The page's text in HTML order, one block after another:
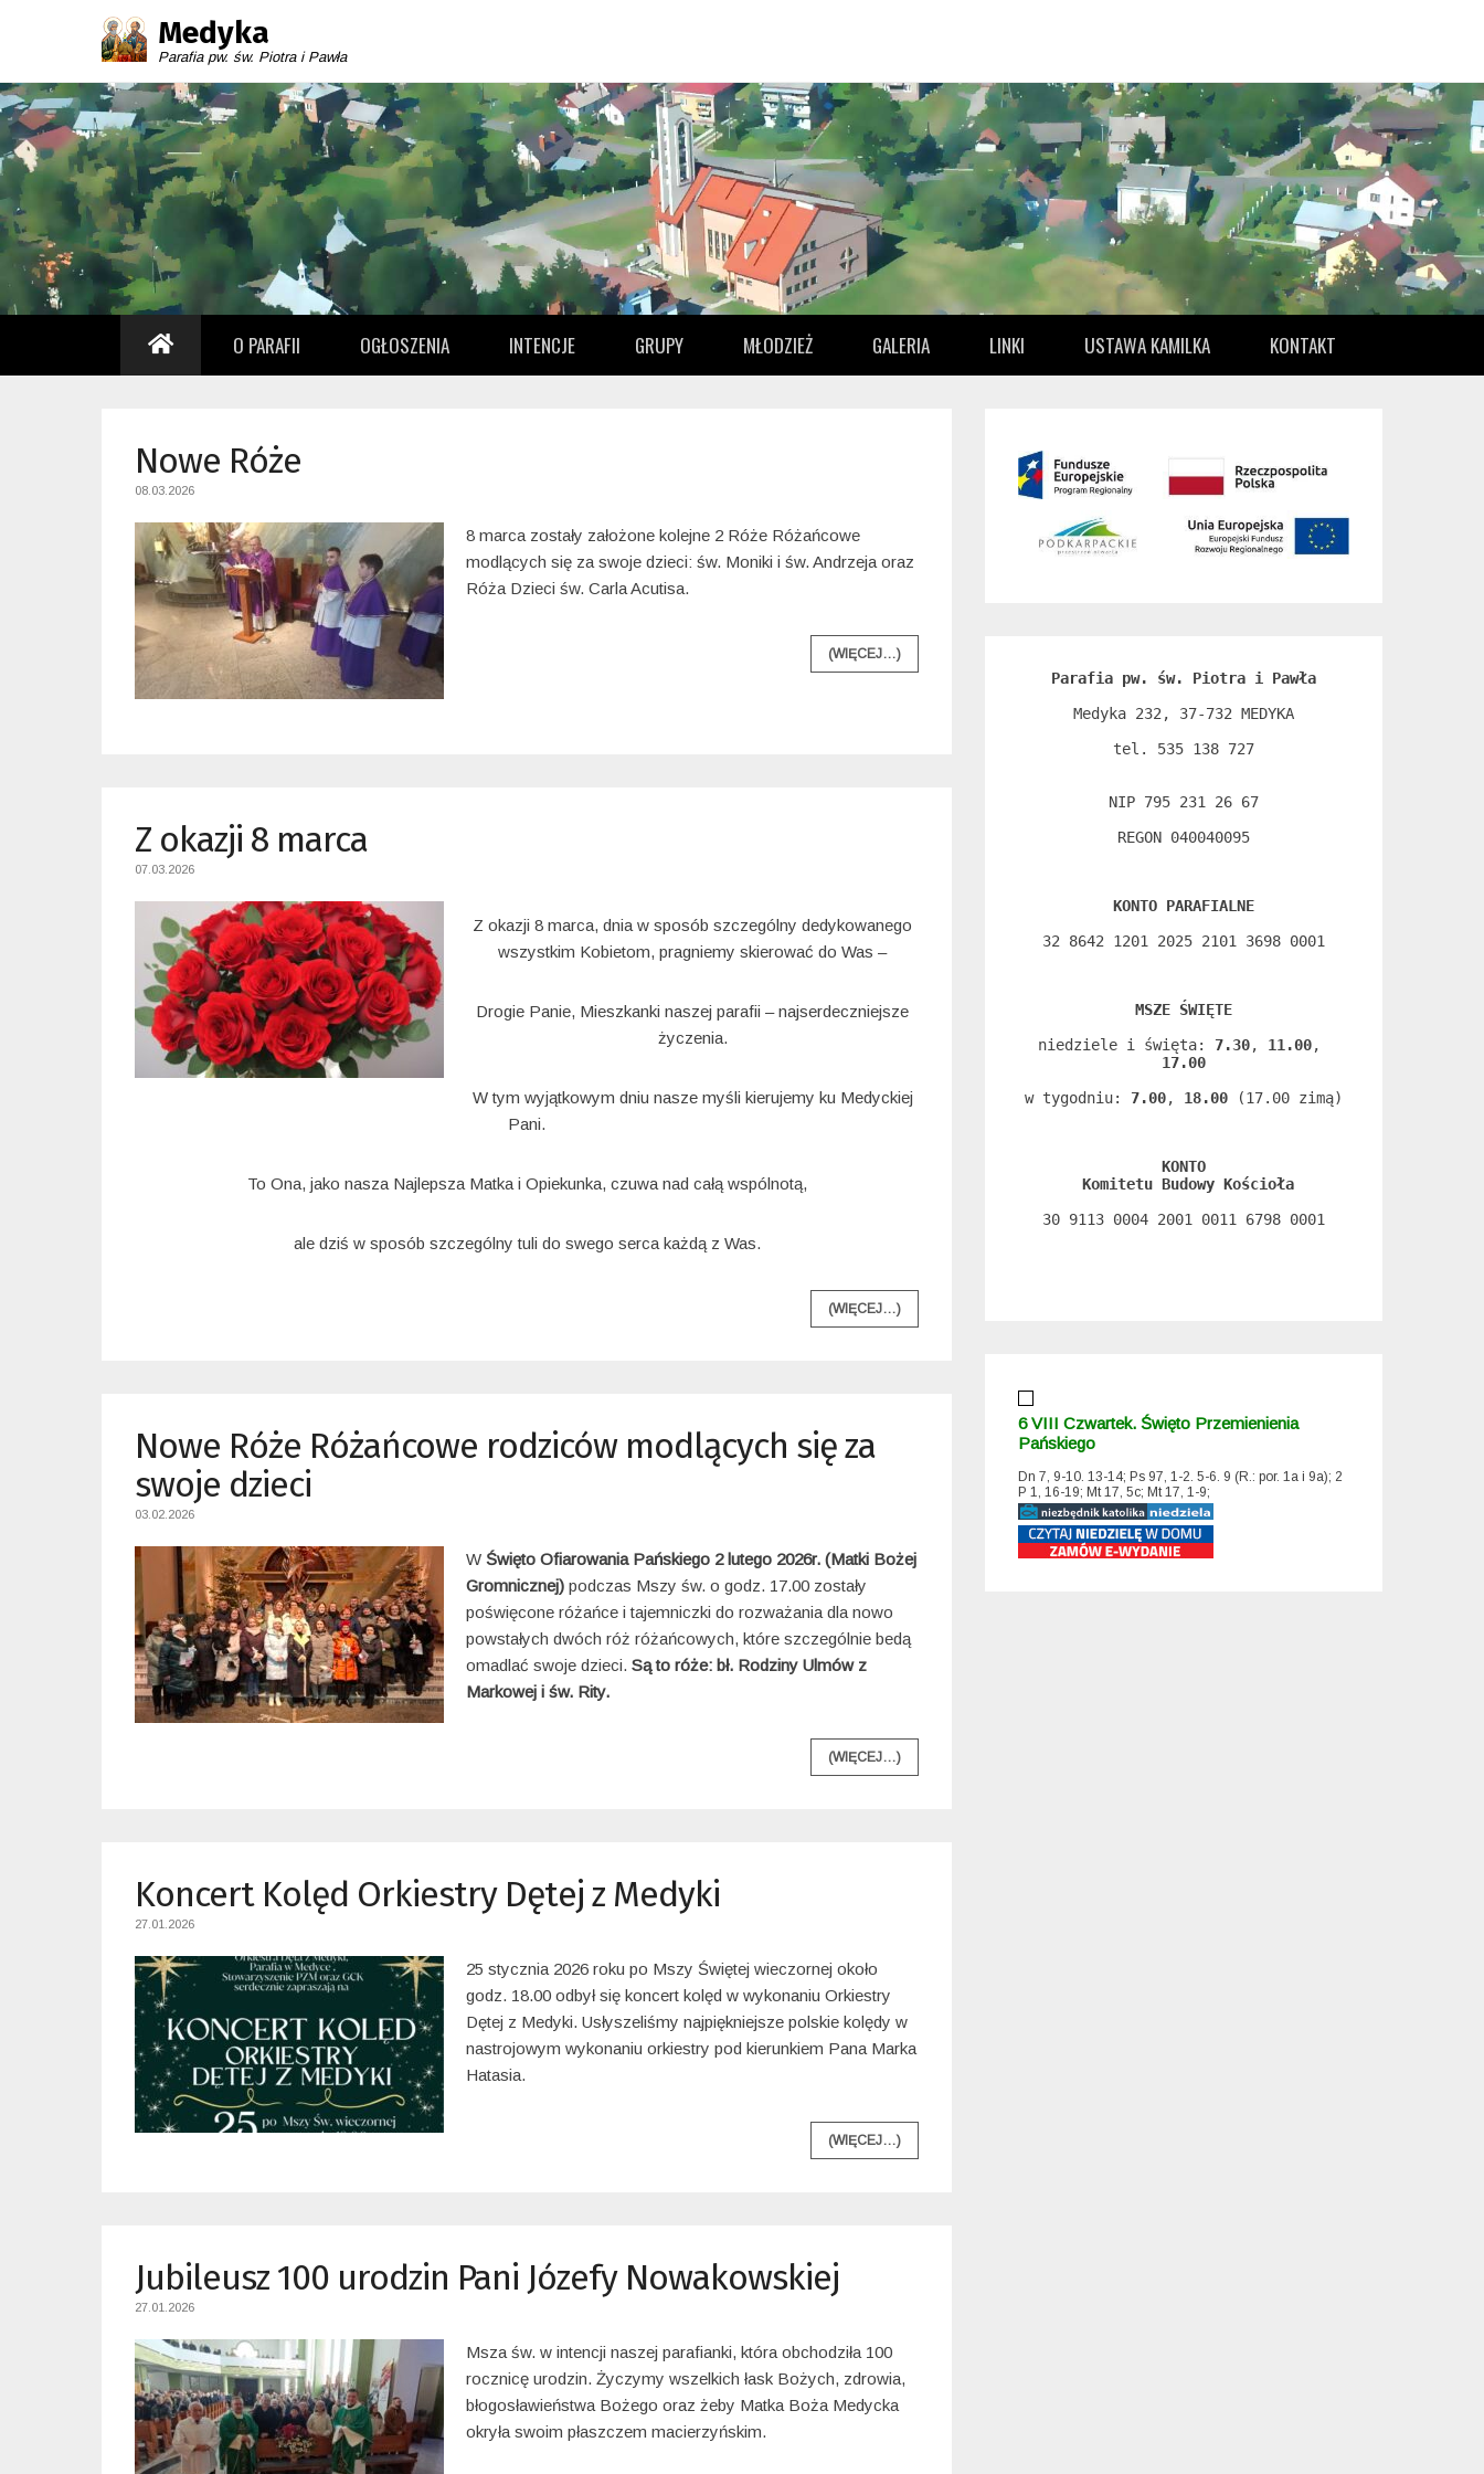
Medyka
Parafia pw. św. Piotra i Pawła
STRONA GŁÓWNA
O PARAFII OGŁOSZENIA INTENCJE GRUPY MŁODZIEŻ GALERIA LINKI USTAWA KAMILKA KONTAKT
Nowe Róże
08.03.2026
8 marca zostały założone kolejne 2 Róże Różańcowe
modlących się za swoje dzieci: św. Moniki i św. Andrzeja oraz
Róża Dzieci św. Carla Acutisa.
(WIĘCEJ…)
Z okazji 8 marca
07.03.2026
Z okazji 8 marca, dnia w sposób szczególny dedykowanego
wszystkim Kobietom, pragniemy skierować do Was –
Drogie Panie, Mieszkanki naszej parafii – najserdeczniejsze
życzenia.
W tym wyjątkowym dniu nasze myśli kierujemy ku Medyckiej
Pani.
To Ona, jako nasza Najlepsza Matka i Opiekunka, czuwa nad całą wspólnotą,
ale dziś w sposób szczególny tuli do swego serca każdą z Was.
(WIĘCEJ…)
Nowe Róże Różańcowe rodziców modlących się za
swoje dzieci
03.02.2026
W Święto Ofiarowania Pańskiego 2 lutego 2026r. (Matki Bożej
Gromnicznej) podczas Mszy św. o godz. 17.00 zostały
poświęcone różańce i tajemniczki do rozważania dla nowo
powstałych dwóch róż różańcowych, które szczególnie bedą
omadlać swoje dzieci. Są to róże: bł. Rodziny Ulmów z
Markowej i św. Rity.
(WIĘCEJ…)
Koncert Kolęd Orkiestry Dętej z Medyki
27.01.2026
25 stycznia 2026 roku po Mszy Świętej wieczornej około
godz. 18.00 odbył się koncert kolęd w wykonaniu Orkiestry
Dętej z Medyki. Usłyszeliśmy najpiękniejsze polskie kolędy w
nastrojowym wykonaniu orkiestry pod kierunkiem Pana Marka
Hatasia.
(WIĘCEJ…)
Jubileusz 100 urodzin Pani Józefy Nowakowskiej
27.01.2026
Msza św. w intencji naszej parafianki, która obchodziła 100
rocznicę urodzin. Życzymy wszelkich łask Bożych, zdrowia,
błogosławieństwa Bożego oraz żeby Matka Boża Medycka
okryła swoim płaszczem macierzyńskim.
Parafia pw. św. Piotra i Pawła
Medyka 232, 37-732 MEDYKA
tel. 535 138 727
NIP 795 231 26 67
REGON 040040095
KONTO PARAFIALNE
32 8642 1201 2025 2101 3698 0001
MSZE ŚWIĘTE
niedziele i święta: 7.30, 11.00
17.00
w tygodniu: 7.00, 18.00 (17.00 zimą)
KONTO
Komitetu Budowy Kościoła
30 9113 0004 2001 0011 6798 0001
6 VIII Czwartek. Święto Przemienienia
Pańskiego
Dn 7, 9-10. 13-14; Ps 97, 1-2. 5-6. 9 (R.: por. 1a i 9a); 2
P 1, 16-19; Mt 17, 5c; Mt 17, 1-9;